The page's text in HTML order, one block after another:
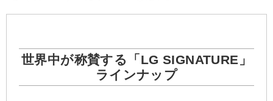
世界中が称賛する「LG SIGNATURE」
ラインナップ